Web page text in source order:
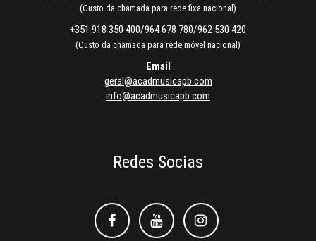
(Custo da chamada para rede fixa nacional)
+351 918 350 400/964 678 780/962 530 420
(Custo da chamada para rede móvel nacional)
Email
geral@acadmusicapb.com
info@acadmusicapb.com
Redes Socias
FacebookFacebookInstagram